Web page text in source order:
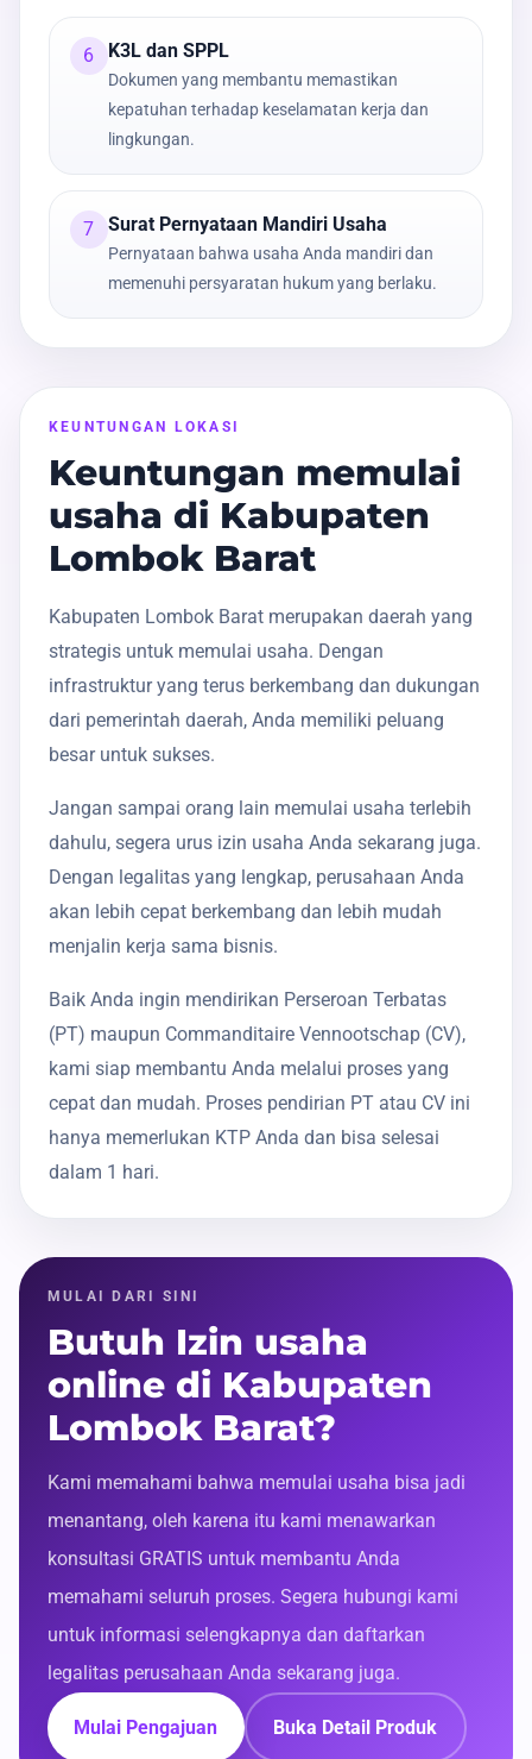
6 K3L dan SPPL
Dokumen yang membantu memastikan
kepatuhan terhadap keselamatan kerja dan
lingkungan.
7 Surat Pernyataan Mandiri Usaha
Pernyataan bahwa usaha Anda mandiri dan
memenuhi persyaratan hukum yang berlaku.
KEUNTUNGAN LOKASI
Keuntungan memulai
usaha di Kabupaten
Lombok Barat
Kabupaten Lombok Barat merupakan daerah yang
strategis untuk memulai usaha. Dengan
infrastruktur yang terus berkembang dan dukungan
dari pemerintah daerah, Anda memiliki peluang
besar untuk sukses.
Jangan sampai orang lain memulai usaha terlebih
dahulu, segera urus izin usaha Anda sekarang juga.
Dengan legalitas yang lengkap, perusahaan Anda
akan lebih cepat berkembang dan lebih mudah
menjalin kerja sama bisnis.
Baik Anda ingin mendirikan Perseroan Terbatas
(PT) maupun Commanditaire Vennootschap (CV),
kami siap membantu Anda melalui proses yang
cepat dan mudah. Proses pendirian PT atau CV ini
hanya memerlukan KTP Anda dan bisa selesai
dalam 1 hari.
MULAI DARI SINI
Butuh Izin usaha
online di Kabupaten
Lombok Barat?
Kami memahami bahwa memulai usaha bisa jadi
menantang, oleh karena itu kami menawarkan
konsultasi GRATIS untuk membantu Anda
memahami seluruh proses. Segera hubungi kami
untuk informasi selengkapnya dan daftarkan
legalitas perusahaan Anda sekarang juga.
Mulai Pengajuan Buka Detail Produk